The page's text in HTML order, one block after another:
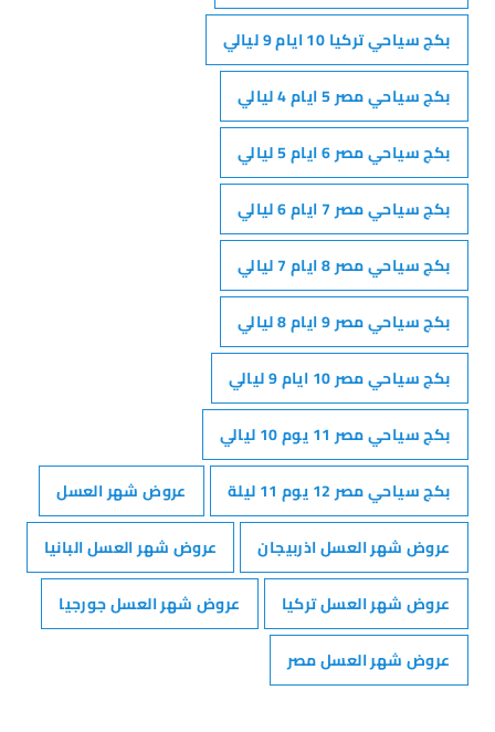
بكج سياحي تركيا 10 ايام 9 ليالي
بكج سياحي مصر 5 ايام 4 ليالي
بكج سياحي مصر 6 ايام 5 ليالي
بكج سياحي مصر 7 ايام 6 ليالي
بكج سياحي مصر 8 ايام 7 ليالي
بكج سياحي مصر 9 ايام 8 ليالي
بكج سياحي مصر 10 ايام 9 ليالي
بكج سياحي مصر 11 يوم 10 ليالي
بكج سياحي مصر 12 يوم 11 ليلة
عروض شهر العسل
عروض شهر العسل اذربيجان
عروض شهر العسل البانيا
عروض شهر العسل تركيا
عروض شهر العسل جورجيا
عروض شهر العسل مصر